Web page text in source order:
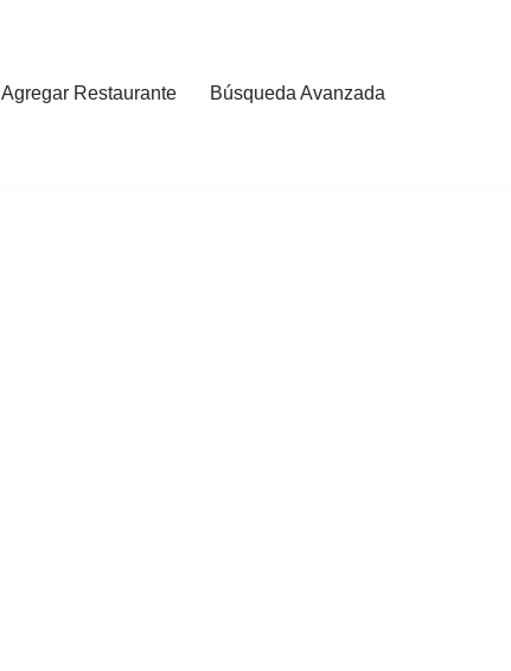
Agregar Restaurante Búsqueda Avanzada